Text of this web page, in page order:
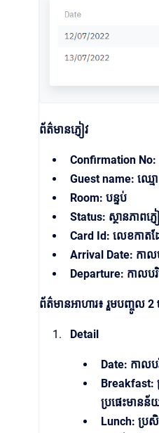
ព័ត៌មានភ្ញៀវ
Confirmation
Guest name: ឈ្មោ
Room: បន្ទប់
Status: ស្ថានភាពភ្ញ
Card Id: លេខកាត
Arrival Date: កាល
Departure: កាលប
ព័ត៌មានអាហារ៖ រួមបញ្ចូល 2
Detail
Date: កាលប
Breakfast:
ប្រផេះមាន
Lunch: ប្រ